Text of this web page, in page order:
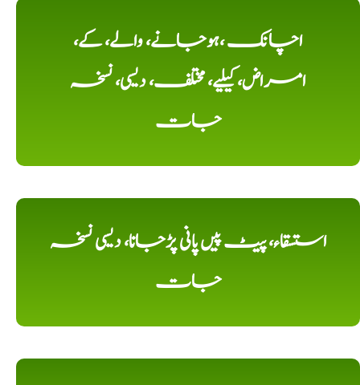
اچانک ،ہوجانے، والے، کے،
امراض، کیلیے، مختلف، دیسی، نسخہ
جات
استسقاء، پیٹ پیں پانی پڑجانا، دیسی نسخہ
جات